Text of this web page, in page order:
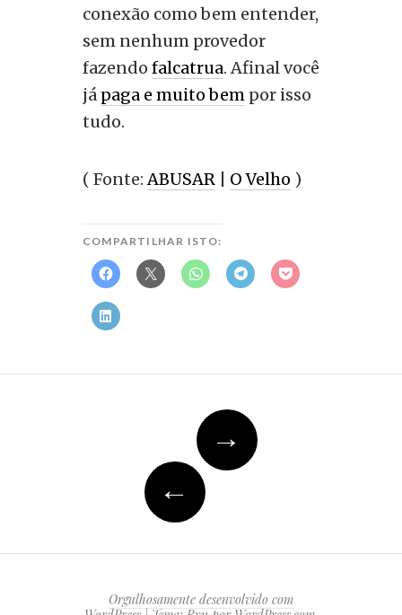
conexão como bem entender,
sem nenhum provedor
fazendo falcatrua. Afinal você
já paga e muito bem por isso
tudo.
( Fonte:ABUSAR O Velho )
COMPARTILHAR ISTO:
Navegação
→
←
Orgulhosamente desenvolvido com